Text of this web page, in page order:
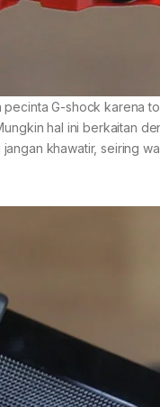
G-shock karena
hal ini berkaitan
khawatir, seiring